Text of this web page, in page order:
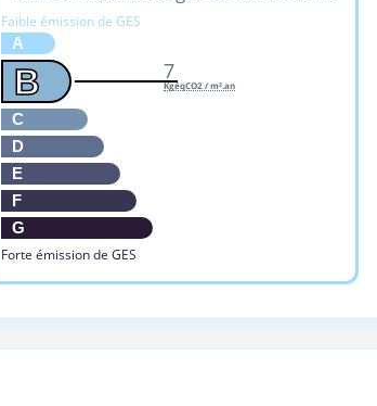
Faible émission de GES
A
B
C
D
E
F
G
Forte émission de GES
7
KgéqCO2 / m².an